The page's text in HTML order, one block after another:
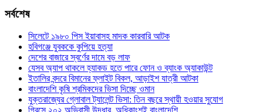
সর্বশেষ
সিলেটে ১৯৮০ পিস ইয়াবাসহ মাদক কারবারি আটক
হবিগঞ্জে যুবককে কুপিয়ে হত্যা
দেশের বাজারে স্বর্ণের দামে বড় লাফ
যেসব অ্যাপ থাকলে হ্যাকড হতে পারে ফোন ও ব্যাংক অ্যাকাউন্ট
ইতালির বন্দরে বিমানের ফ্লাইট বিকল, আড়াইশ যাত্রী আটকা
বাংলাদেশি কৃষি শ্রমিকদের ভিসা দিচ্ছে ওমান
যুক্তরাজ্যের গ্লোবাল ট্যালেন্ট ভিসা: তিন বছরে স্থায়ী হওয়ার সুযোগ